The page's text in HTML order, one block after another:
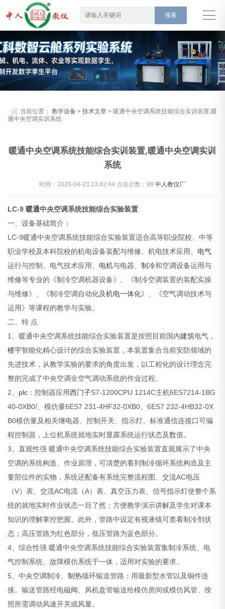
当前位置：教学设备 >技术文章 > 暖通中央空调系统技能综合实训装置,暖
通中央空调实训系统
暖通中央空调系统技能综合实训装置,暖通中央空调实训
系统
时间：2026-04-23 23:42:44 点击次数：98中人教仪厂
LC-9暖通中央空调系统技能综合实验装置
一、设备基础简介：
LC-9暖通中央空调系统技能综合实验装置适合高等职业院校、中等
职业学校及本科院校的机电设备装配与维修、机电技术应用、 电气
运行与控制、电气技术应用、 电机与电器、制冷和空调设备运用与
维修等专业的《制冷空调机器设备》、《制冷空调装置的装配实操
与维修》、《制冷空调自动化及机电一体化》、《空气调动技术与
运用》等课程的教学与实验。
二、特 点
1、暖通中央空调系统技能综合实验装置是按照目前国内建筑电气，
楼宇智能化精心设计的综合实验装置，本装置集合当前安防领域的
先进技术，从教学实验的要求的角度出发，以工程化的设计理念完
整的完成了中央空调全空气调动系统的作业过程。
2、 plc ：控制器应用西门子S7-1200CPU 1214C主机6ES7214-1BG
40-0XB0/、模仿量6ES7 231-4HF32-0XB0、6ES7 232-4HB32-0X
B0模仿量及相关继电器、控制开关、指示灯、标准通信连接口可编
程控制器，上位机系统就地实时显露系统运行状态及数值。
3、直观性强暖通中央空调系统技能综合实验装置直观展示了中央
空调的系统构造、作业原理，可清楚的看到制冷循环系统构造及主
要部位件的实物，系统还配备有系统完整流程图、交流AC电压
（V）表、交流AC电流（A）表、真空压力表、信号指示灯使整个系
统的就地实时作业状态一目了然；方便教学演示讲解及学生对课本
知识的理解掌控把握。此外，管路中设定有视液镜可查看制冷剂状
态；高压管路为红色部分，低压管路为蓝色部分。
4、综合性强暖通中央空调系统技能综合实验装置集制冷系统、电
气控制系统、故障模仿系统于一体，适用对实验的要求。
5、中央空调制冷、制热循环输送管路：用最新型水管以及铜件连
接。输送管路经电磁阀、风机盘管输送给模仿房间或模仿风管、按
照所需调动风速开关或风量。